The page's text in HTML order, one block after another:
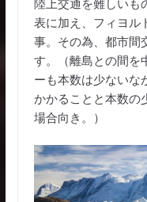
陸上交通を難しいも
表に加え、フィヨル
事。その為、都市間
す。（離島との間を
ーも本数は少ないな
かかることと本数の
場合向き。）